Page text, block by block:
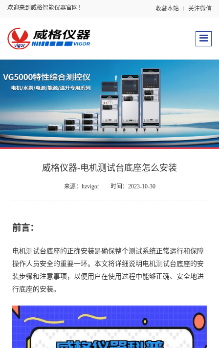
欢迎来到威格智能仪器官网！ 收藏本站 关注微信
威格仪器-电机测试台底座怎么安装
来源：hzvigor 时间：2023-10-30
前言：
电机测试台底座的正确安装是确保整个测试系统正常运行和保障
操作人员安全的重要一环。本文将详细说明电机测试台底座的安
装步骤和注意事项，以便用户在使用过程中能够正确、安全地进
行底座的安装。